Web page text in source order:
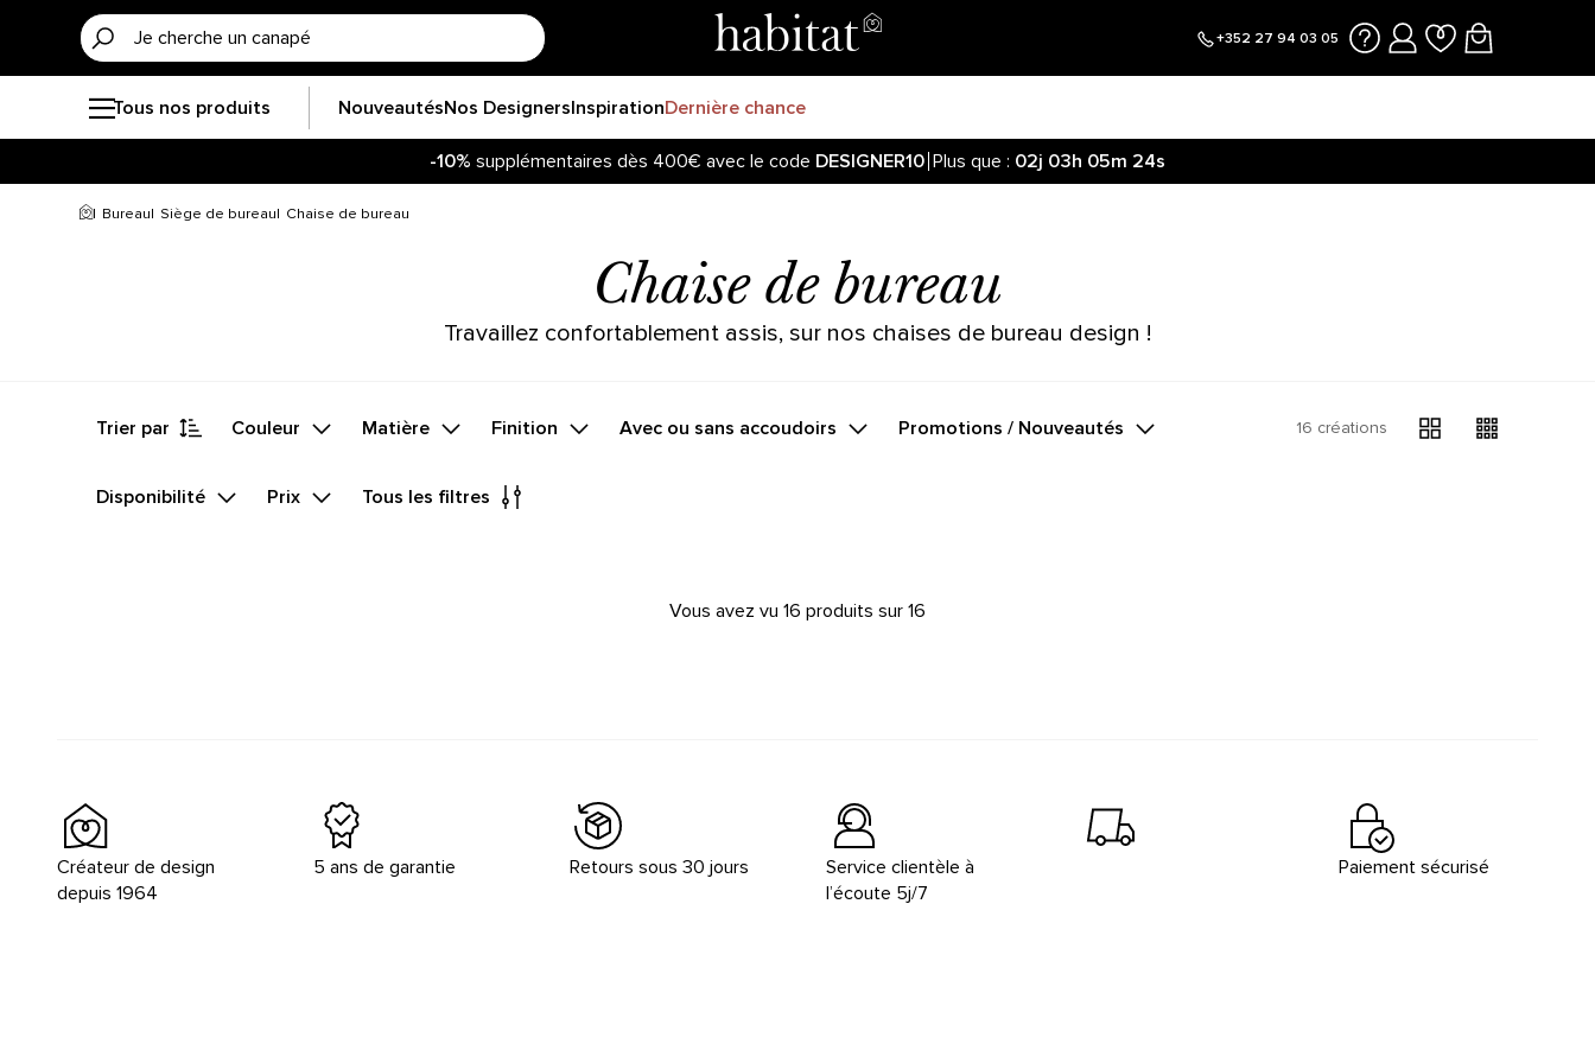
+352 27 94 03 05
Tous nos produits NouveautésNos DesignersInspirationDernière chance
-10% supplémentaires dès 400€ avec le code DESIGNER10 Plus que : 02j 03h 05m 23s
Soyez informé de la réouverture des ventes sur notre site ! Cliquez ici.
Bureau Siège de bureau Chaise de bureau
Chaise de bureau
Travaillez confortablement assis, sur nos chaises de bureau design !
Trier par Couleur Matière Finition Avec ou sans accoudoirs Promotions / Nouveautés
Disponibilité Prix Tous les filtres
16 créations
Vous avez vu 16 produits sur 16
Créateur de design
depuis 1964
5 ans de garantie Retours sous 30 jours
Service clientèle à
l’écoute 5j/7
Paiement sécurisé